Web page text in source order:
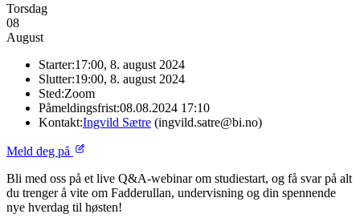
Torsdag
08
August
Starter:17:00, 8. august 2024
Slutter:19:00, 8. august 2024
Sted:Zoom
Påmeldingsfrist:08.08.2024 17:10
Kontakt:Ingvild Sætre (ingvild.satre@bi.no)
Meld deg på
Bli med oss på et live Q&A-webinar om studiestart, og få svar på alt
du trenger å vite om Fadderullan, undervisning og din spennende
nye hverdag til høsten!